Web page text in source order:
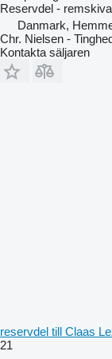
Reservdel - remskiva
Danmark,
Chr. Nielsen -
Kontakta säljaren
reservdel till Claas
21